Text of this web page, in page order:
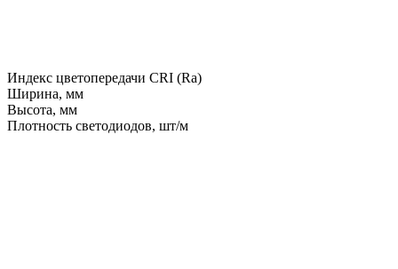
Индекс цветопередачи CRI (Ra)
Ширина, мм
Высота, мм
Плотность светодиодов, шт/м